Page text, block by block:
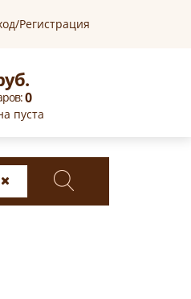
Регистрация
0
пуста